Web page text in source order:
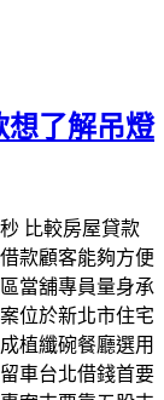
想了解吊燈
比較房屋貸款
款顧客能夠方便
當舖專員量身承
位於新北市住宅
植纖碗餐廳選用
車台北借錢首要